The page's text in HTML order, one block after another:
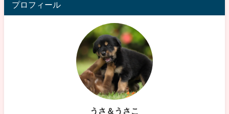
プロフィール
うさ＆うさこ